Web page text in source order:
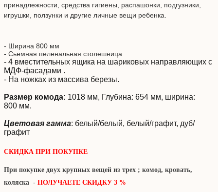
принадлежности, средства гигиены, распашонки, подгузники,
игрушки, ползунки и другие личные вещи ребенка.
- Ширина 800 мм
- Сьемная пеленальная столешница
- 4 вместительных ящика на шариковых направляющих с
МДФ-фасадами .
- На ножках из массива березы.
Размер комода: 1018 мм, Глубина: 654 мм, ширина:
800 мм.
Цветовая гамма: белый/белый, белый/графит, дуб/
графит
СКИДКА ПРИ ПОКУПКЕ
При покупке двух крупных вещей из трех ; комод, кровать,
коляска - ПОЛУЧАЕТЕ СКИДКУ 3 %